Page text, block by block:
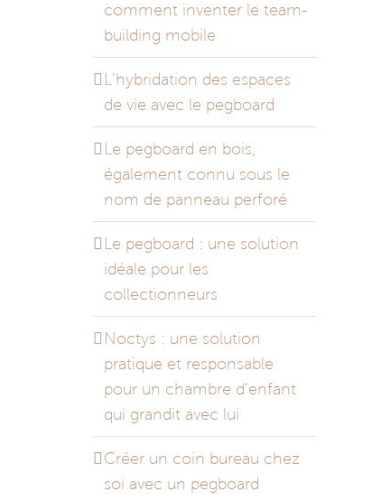
comment inventer le team-
building mobile
L’hybridation des espaces
de vie avec le pegboard
Le pegboard en bois,
également connu sous le
nom de panneau perforé
Le pegboard : une solution
idéale pour les
collectionneurs
Noctys : une solution
pratique et responsable
pour un chambre d’enfant
qui grandit avec lui
Créer un coin bureau chez
soi avec un pegboard